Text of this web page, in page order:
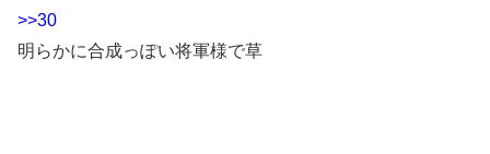
>>30
明らかに合成っぽい将軍様で草